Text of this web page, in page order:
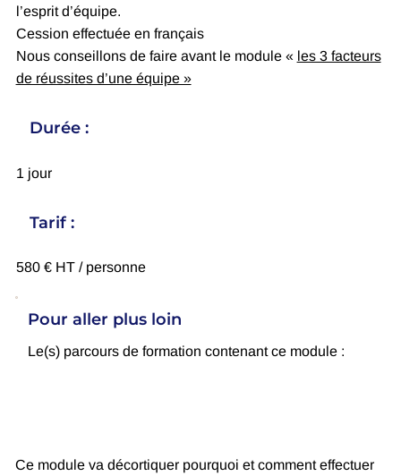
Ce module va décortiquer pourquoi et comment effectuer
l’esprit d’équipe.
Cession effectuée en français
Nous conseillons de faire avant le module « les 3 facteurs
de réussites d’une équipe »
Tarif :
580 € HT / personne
Pour aller plus loin
Le(s) parcours de formation contenant ce module :
Durée :
1 jour